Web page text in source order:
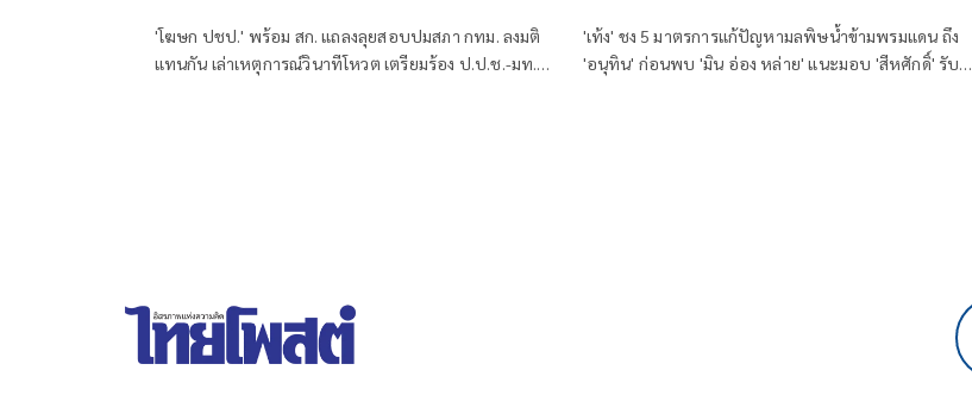
'โฆษก ปชป.' พร้อม สก. แถลงลุยสอบปมสภา กทม. ลงมติ
แทนกัน เล่าเหตุการณ์วินาทีโหวต เตรียมร้อง ป.ป.ช.-มท.
'เท้ง' ชง 5 มาตรการแก้ปัญหามลพิษน้ำข้ามพรมแดน ถึง
'อนุทิน' ก่อนพบ 'มิน อ่อง หล่าย' แนะมอบ 'สีหศักดิ์' รับผิด